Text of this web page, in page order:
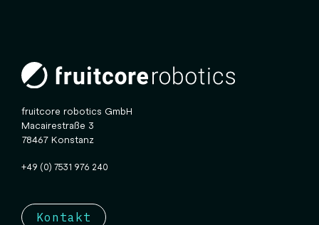
fruitcore robotics GmbH
Macairestraße 3
78467 Konstanz
+49 (0) 7531 976 240
Kontakt